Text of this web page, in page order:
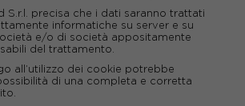
S.r.l. precisa che i dati saranno trattati
informatiche su server e su
e/o di società appositamente
del trattamento.
all’utilizzo dei cookie potrebbe
di una completa e corretta